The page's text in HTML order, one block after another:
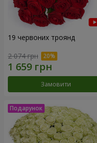
19 червоних троянд
2 074 грн
Замовити